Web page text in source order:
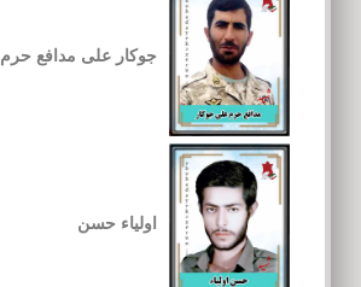
جوکار علی مدافع حرم
اولیاء حسن